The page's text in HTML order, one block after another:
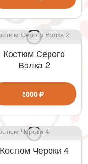
Костюм Серого
Волка 2
5000
Костюм Чероки 4